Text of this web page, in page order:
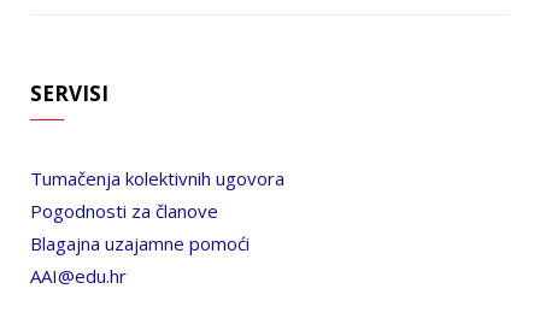
SERVISI
Tumačenja kolektivnih ugovora
Pogodnosti za članove
Blagajna uzajamne pomoći
AAI@edu.hr